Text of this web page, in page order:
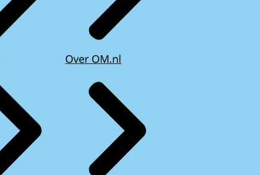
Over OM.nl